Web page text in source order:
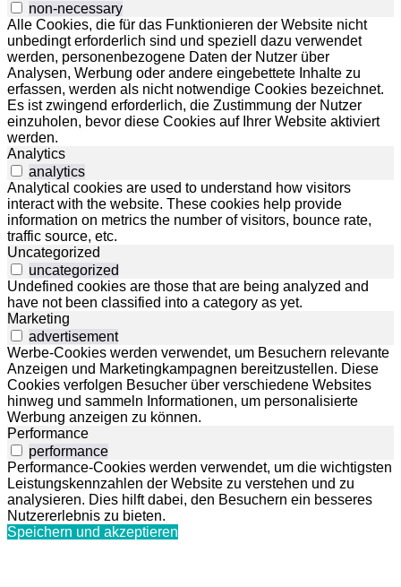
non-necessary
Alle Cookies, die für das Funktionieren der Website nicht
unbedingt erforderlich sind und speziell dazu verwendet
werden, personenbezogene Daten der Nutzer über
Analysen, Werbung oder andere eingebettete Inhalte zu
erfassen, werden als nicht notwendige Cookies bezeichnet.
Es ist zwingend erforderlich, die Zustimmung der Nutzer
einzuholen, bevor diese Cookies auf Ihrer Website aktiviert
werden.
Analytics
analytics
Analytical cookies are used to understand how visitors
interact with the website. These cookies help provide
information on metrics the number of visitors, bounce rate,
traffic source, etc.
Uncategorized
uncategorized
Undefined cookies are those that are being analyzed and
have not been classified into a category as yet.
Marketing
advertisement
Werbe-Cookies werden verwendet, um Besuchern relevante
Anzeigen und Marketingkampagnen bereitzustellen. Diese
Cookies verfolgen Besucher über verschiedene Websites
hinweg und sammeln Informationen, um personalisierte
Werbung anzeigen zu können.
Performance
performance
Performance-Cookies werden verwendet, um die wichtigsten
Leistungskennzahlen der Website zu verstehen und zu
analysieren. Dies hilft dabei, den Besuchern ein besseres
Nutzererlebnis zu bieten.
Speichern und akzeptieren